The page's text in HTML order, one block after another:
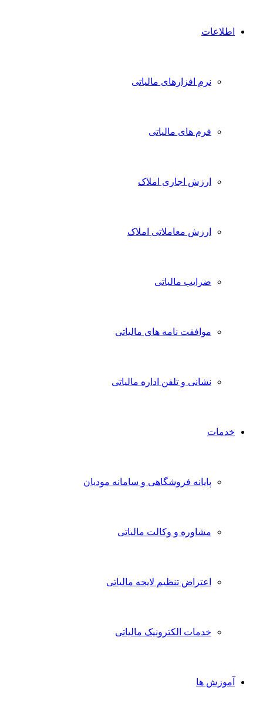
اطلاعات
نرم افزارهای مالیاتی
فرم های مالیاتی
ارزش اجاری املاک
ارزش معاملاتی املاک
ضرایب مالیاتی
موافقت نامه های مالیاتی
نشانی و تلفن اداره مالیاتی
خدمات
پایانه فروشگاهی و سامانه مودیان
مشاوره و وکالت مالیاتی
اعتراض تنظیم لایحه مالیاتی
خدمات الکترونیک مالیاتی
آموزش ها